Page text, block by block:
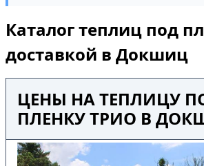
Каталог теплиц под
доставкой в Докшиц
ЦЕНЫ НА ТЕПЛИЦУ
ПЛЕНКУ ТРИО В